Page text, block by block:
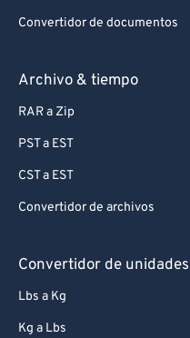
Convertidor de documentos
Archivo & tiempo
RAR a Zip
PST a EST
CST a EST
Convertidor de archivos
Convertidor de unidades
Lbs a Kg
Kg a Lbs